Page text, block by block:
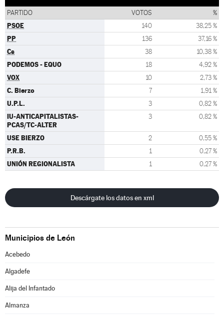
PARTIDO VOTOS %
PSOE 140 38,25 %
PP 136 37,16 %
Cs 38 10,38 %
PODEMOS - EQUO 18 4,92 %
VOX 10 2,73 %
C. Bierzo 7 1,91 %
U.P.L. 3 0,82 %
IU-ANTICAPITALISTAS-
PCAS/TC-ALTER
3 0,82 %
USE BIERZO 2 0,55 %
P.R.B. 1 0,27 %
UNIÓN REGIONALISTA 1 0,27 %
Descárgate los datos en xml
Municipios de León
Acebedo
Algadefe
Alija del Infantado
Almanza